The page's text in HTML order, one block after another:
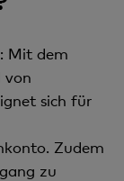
Mit dem
von
sich für
Zudem
zu